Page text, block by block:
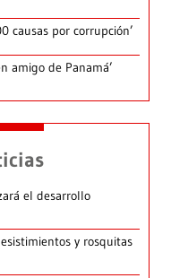
causas por corrupción’
amigo de Panamá’
el desarrollo
y rosquitas